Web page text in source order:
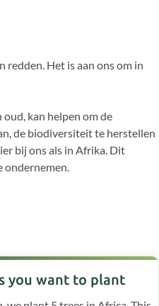
redden. Het is aan ons om in
kan helpen om de
de biodiversiteit te herstellen
bij ons als in Afrika. Dit
ondernemen.
you want to plant